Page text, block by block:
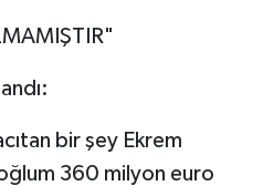
bir şey Ekrem
360 milyon euro